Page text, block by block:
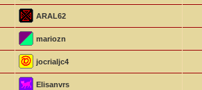
ARAL62
mariozn
jocrialjc4
Elisanvrs